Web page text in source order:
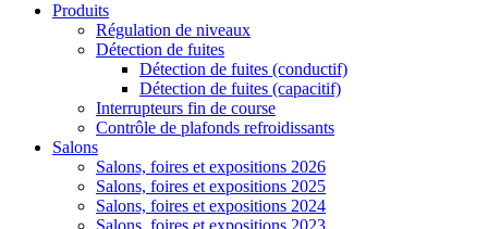
Produits
Régulation de niveaux
Détection de fuites
Détection de fuites (conductif)
Détection de fuites (capacitif)
Interrupteurs fin de course
Contrôle de plafonds refroidissants
Salons
Salons, foires et expositions 2026
Salons, foires et expositions 2025
Salons, foires et expositions 2024
Salons, foires et expositions 2023